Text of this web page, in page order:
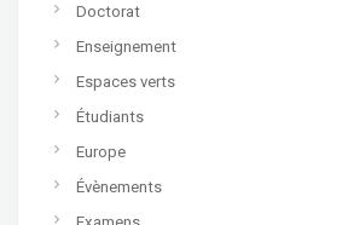
Doctorat
Enseignement
Espaces verts
Étudiants
Europe
Évènements